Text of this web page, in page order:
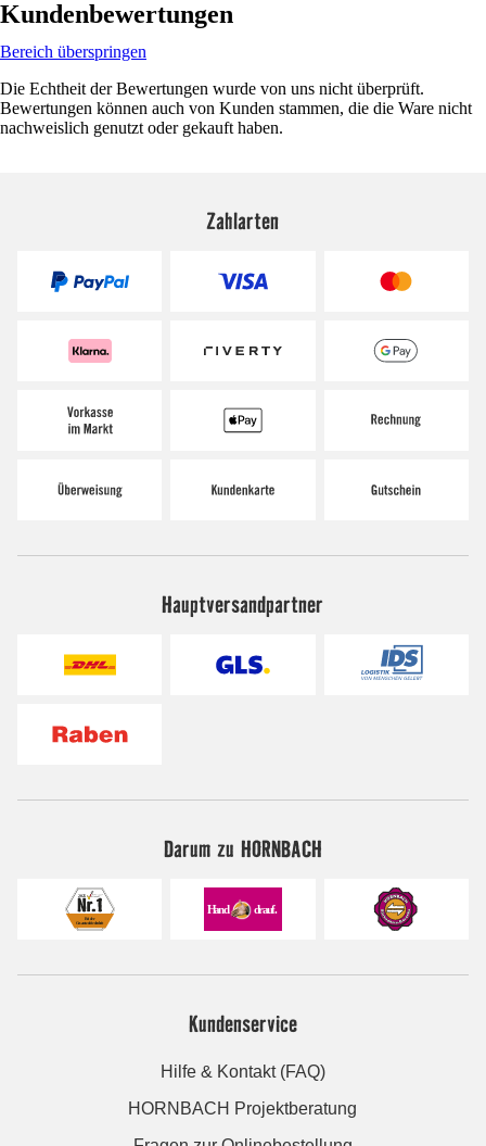
Kundenbewertungen
Bereich überspringen
Die Echtheit der Bewertungen wurde von uns nicht überprüft.
Bewertungen können auch von Kunden stammen, die die Ware nicht
nachweislich genutzt oder gekauft haben.
Zahlarten
Hauptversandpartner
Darum zu HORNBACH
Kundenservice
Hilfe & Kontakt (FAQ)
HORNBACH Projektberatung